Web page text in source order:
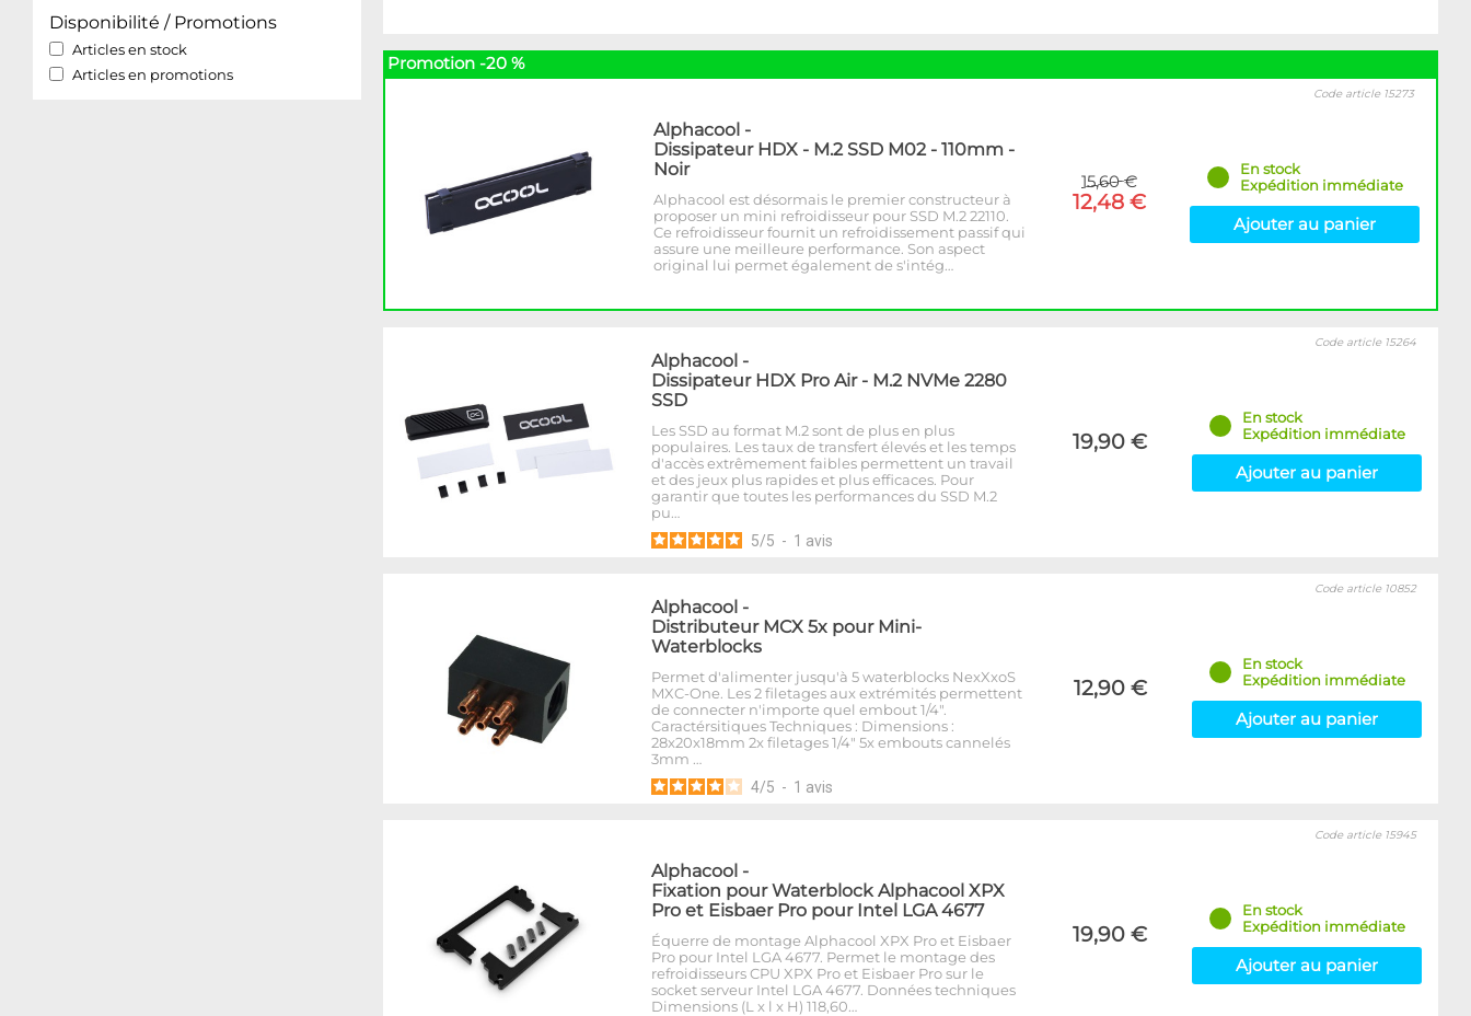
Disponibilité / Promotions
Articles en stock
Articles en promotions
Promotion -20 %
Alphacool -
Dissipateur HDX - M.2 SSD M02 - 110mm -
Noir
Alphacool est désormais le premier constructeur à
proposer un mini refroidisseur pour SSD M.2 22110.
Ce refroidisseur fournit un refroidissement passif qui
assure une meilleure performance. Son aspect
original lui permet également de s'intég…
15,60 €
12,48 €
Code article 15273
En stock
Expédition immédiate
Ajouter au panier
Alphacool -
Dissipateur HDX Pro Air - M.2 NVMe 2280
SSD
Les SSD au format M.2 sont de plus en plus
populaires. Les taux de transfert élevés et les temps
d'accès extrêmement faibles permettent un travail
et des jeux plus rapides et plus efficaces. Pour
garantir que toutes les performances du SSD M.2
pu…
5/5 - 1 avis
19,90 €
Code article 15264
En stock
Expédition immédiate
Ajouter au panier
Alphacool -
Distributeur MCX 5x pour Mini-
Waterblocks
Permet d'alimenter jusqu'à 5 waterblocks NexXxoS
MXC-One. Les 2 filetages aux extrémités permettent
de connecter n'importe quel embout 1/4".
Caractérsitiques Techniques : Dimensions :
28x20x18mm 2x filetages 1/4" 5x embouts cannelés
3mm …
4/5 - 1 avis
12,90 €
Code article 10852
En stock
Expédition immédiate
Ajouter au panier
Alphacool -
Fixation pour Waterblock Alphacool XPX
Pro et Eisbaer Pro pour Intel LGA 4677
Équerre de montage Alphacool XPX Pro et Eisbaer
Pro pour Intel LGA 4677. Permet le montage des
refroidisseurs CPU XPX Pro et Eisbaer Pro sur le
socket serveur Intel LGA 4677. Données techniques
Dimensions (L x l x H) 118,60…
19,90 €
Code article 15945
En stock
Expédition immédiate
Ajouter au panier